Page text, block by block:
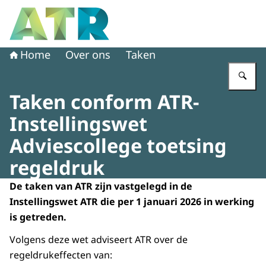
Naar de homepage van Adviescollege toetsing regeldruk
Home Over ons Taken
Taken conform ATR-
Instellingswet
Adviescollege toetsing
regeldruk
De taken van ATR zijn vastgelegd in de
Instellingswet ATR die per 1 januari 2026 in werking
is getreden.
Volgens deze wet adviseert ATR over de
regeldrukeffecten van: